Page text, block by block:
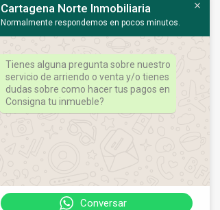
Cartagena Norte Inmobiliaria
Normalmente respondemos en pocos minutos.
Tienes alguna pregunta sobre nuestro
servicio de arriendo o venta y/o tienes
dudas sobre como hacer tus pagos en
Consigna tu inmueble?
Conversar